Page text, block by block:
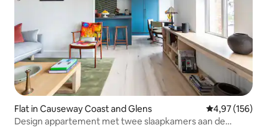
Flat in Causeway Coast and Glens Gemiddelde
4,97 (156)
Design appartement met twee slaapkamers aan de